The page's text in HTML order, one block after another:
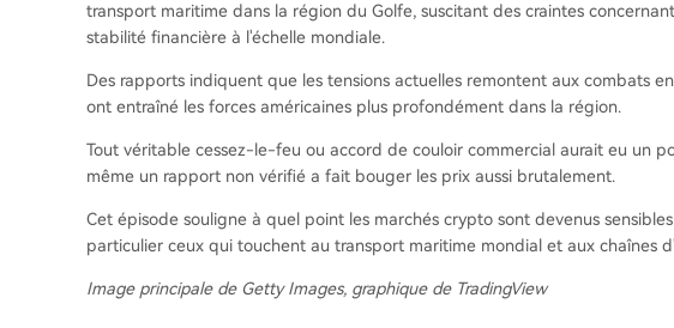
transport maritime dans la région du Golfe, suscitant des craintes
stabilité financière à l'échelle mondiale.
Des rapports indiquent que les tensions actuelles remontent aux combats
ont entraîné les forces américaines plus profondément dans la région.
Tout véritable cessez-le-feu ou accord de couloir commercial aurait eu un
même un rapport non vérifié a fait bouger les prix aussi brutalement.
Cet épisode souligne à quel point les marchés crypto sont devenus
particulier ceux qui touchent au transport maritime mondial et aux chaînes
Image principale de Getty Images, graphique de TradingView